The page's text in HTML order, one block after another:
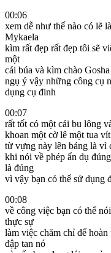
00:06
xem dễ như thế nào có lẽ
Mykaela
kìm rất đẹp rất đẹp tôi sẽ
một
cái búa và kìm chào
ngụ ý vậy những công cụ
dụng cụ đinh
00:07
rất tốt có một cái bu lông
khoan một cờ lê một tua
từ vựng này lên bảng là vì
khi nói về phép ẩn dụ
là đúng
vì vậy bạn có thể sử dụng
00:08
về công việc bạn có thể
thực sự
làm việc chăm chỉ để
đập tan nó